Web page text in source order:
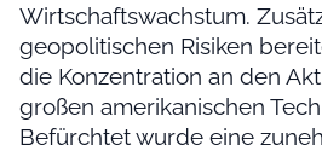
Wirtschaftswachstum.
geopolitischen Risiken
die Konzentration an den
großen amerikanischen
Befürchtet wurde eine